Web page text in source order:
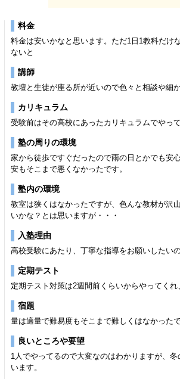
料金
料金は安いかなと思います。ただ1日1教科だけ
ないと
講師
教壇と生徒が座る所が近いので色々と相談や細
カリキュラム
受験前はその高校にあったカリキュラムでやっ
塾の周りの環境
家から徒歩ですぐだったので雨の日とかでも安
安もそこまで悪くなかったです。
塾内の環境
教室は狭くはなかったですが、色んな教材が沢
いかな？とは思いますが・・・
入塾理由
高校受験にあたり、丁寧な指導をお願いしたい
定期テスト
定期テスト対策は2週間前くらいからやってく
宿題
量は適量で難易度もそこまで難しくはなかった
良いところや要望
1人でやってるので大変なのはわかりますが、
います。